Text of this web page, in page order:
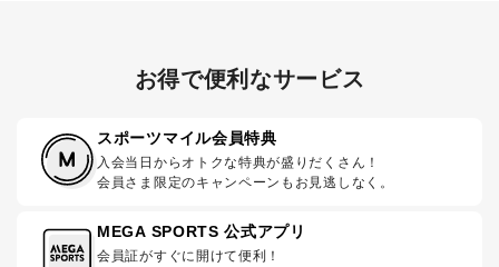
お得で便利なサービス
スポーツマイル会員特典
入会当日からオトクな特典が盛りだくさん！
会員さま限定のキャンペーンもお見逃しなく。
MEGA SPORTS 公式アプリ
会員証がすぐに開けて便利！